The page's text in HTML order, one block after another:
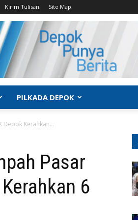
Kirim Tulisan Site Map
PILKADA DEPOK
Depok Kerahkan...
Pasar
6